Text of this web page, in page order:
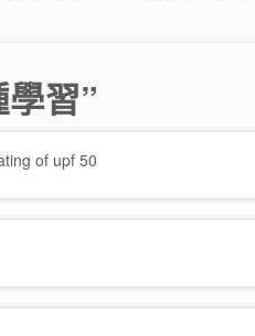
習”
of upf 50